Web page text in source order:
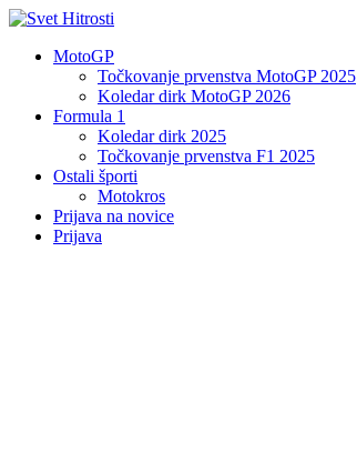
MotoGP
Točkovanje prvenstva MotoGP 2025
Koledar dirk MotoGP 2026
Formula 1
Koledar dirk 2025
Točkovanje prvenstva F1 2025
Ostali športi
Motokros
Prijava na novice
Prijava